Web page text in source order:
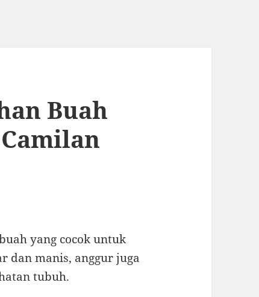
Buah
yang cocok untuk
dan manis, anggur juga
tubuh.